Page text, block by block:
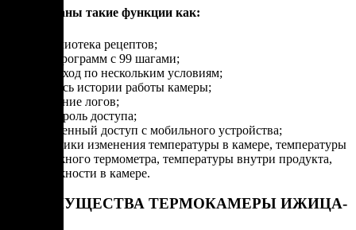
Реализованы такие функции как:
библиотека рецептов;
99 программ с 99 шагами;
переход по нескольким условиям;
запись истории работы камеры;
ведение логов;
контроль доступа;
удаленный доступ с мобильного устройства;
графики изменения температуры в камере, температуры
влажного термометра, температуры внутри продукта,
влажности в камере.
ПРЕИМУЩЕСТВА ТЕРМОКАМЕРЫ ИЖИЦА-